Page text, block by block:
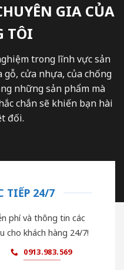
GIA CỦA
TÔI
trong lĩnh vực sản
cửa nhựa, của chống
những sản phẩm mà
chắn sẽ khiến bạn hài
đối.
TIẾP 24/7
phí và thông tin các
cho khách hàng 24/7!
0913.983.569